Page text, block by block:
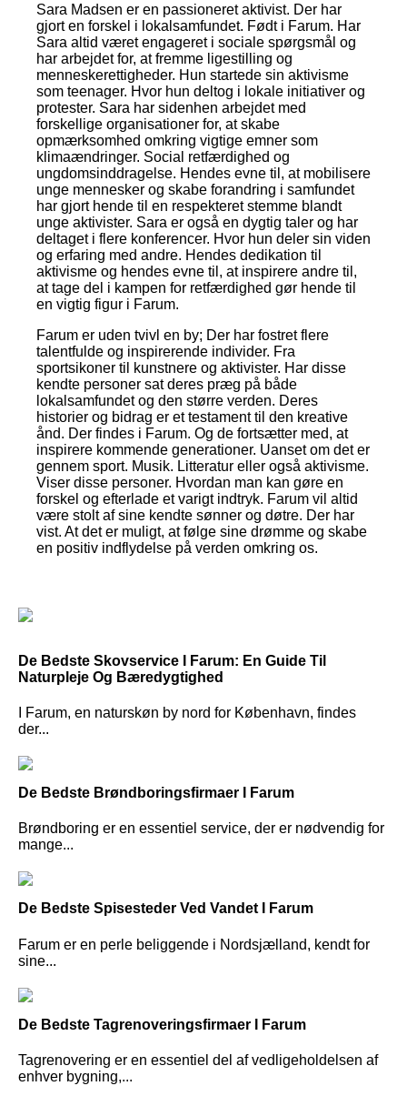
Sara Madsen er en passioneret aktivist. Der har
gjort en forskel i lokalsamfundet. Født i Farum. Har
Sara altid været engageret i sociale spørgsmål og
har arbejdet for, at fremme ligestilling og
menneskerettigheder. Hun startede sin aktivisme
som teenager. Hvor hun deltog i lokale initiativer og
protester. Sara har sidenhen arbejdet med
forskellige organisationer for, at skabe
opmærksomhed omkring vigtige emner som
klimaændringer. Social retfærdighed og
ungdomsinddragelse. Hendes evne til, at mobilisere
unge mennesker og skabe forandring i samfundet
har gjort hende til en respekteret stemme blandt
unge aktivister. Sara er også en dygtig taler og har
deltaget i flere konferencer. Hvor hun deler sin viden
og erfaring med andre. Hendes dedikation til
aktivisme og hendes evne til, at inspirere andre til,
at tage del i kampen for retfærdighed gør hende til
en vigtig figur i Farum.
Farum er uden tvivl en by; Der har fostret flere
talentfulde og inspirerende individer. Fra
sportsikoner til kunstnere og aktivister. Har disse
kendte personer sat deres præg på både
lokalsamfundet og den større verden. Deres
historier og bidrag er et testament til den kreative
ånd. Der findes i Farum. Og de fortsætter med, at
inspirere kommende generationer. Uanset om det er
gennem sport. Musik. Litteratur eller også aktivisme.
Viser disse personer. Hvordan man kan gøre en
forskel og efterlade et varigt indtryk. Farum vil altid
være stolt af sine kendte sønner og døtre. Der har
vist. At det er muligt, at følge sine drømme og skabe
en positiv indflydelse på verden omkring os.
De Bedste Skovservice I Farum: En Guide Til
Naturpleje Og Bæredygtighed
I Farum, en naturskøn by nord for København, findes
der...
De Bedste Brøndboringsfirmaer I Farum
Brøndboring er en essentiel service, der er nødvendig for
mange...
De Bedste Spisesteder Ved Vandet I Farum
Farum er en perle beliggende i Nordsjælland, kendt for
sine...
De Bedste Tagrenoveringsfirmaer I Farum
Tagrenovering er en essentiel del af vedligeholdelsen af
enhver bygning,...